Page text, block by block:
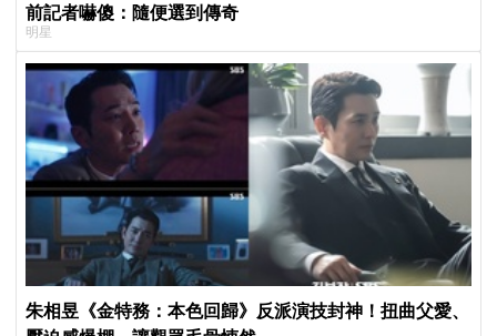
前記者嚇傻：隨便選到傳奇
明星
朱相昱《金特務：本色回歸》反派演技封神！扭曲父愛、